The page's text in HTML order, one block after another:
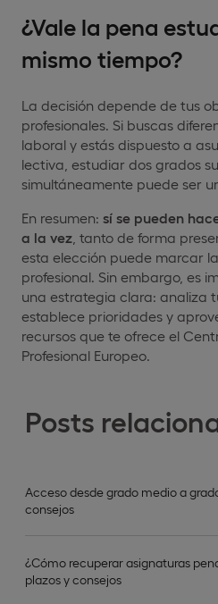
Posts
Acceso desde grado medio a
consejos
¿Cómo recuperar asignaturas
plazos y consejos
¿Vale la pena
mismo tiempo?
La decisión depende de tus
profesionales. Si buscas
laboral y estás dispuesto a
lectiva, estudiar dos grados
simultáneamente puede ser
En resumen: sí se pueden
a la vez , tanto de forma
esta elección puede marcar
profesional. Sin embargo, es
una estrategia clara: analiza
establece prioridades y
recursos que te ofrece el
Profesional Europeo.